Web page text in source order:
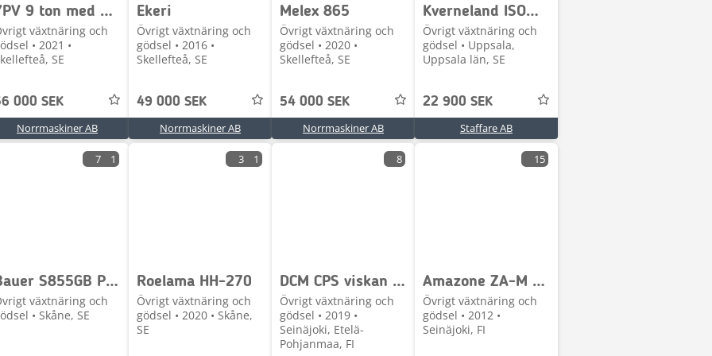
YPV 9 ton med Stora BM
växtnäring och
• 2021 •
SE
000 SEK
Norrmaskiner AB
Ekeri
Övrigt växtnäring och
gödsel • 2016 •
Skellefteå, SE
49 000 SEK
Norrmaskiner AB
Melex 865
Övrigt växtnäring och
gödsel • 2020 •
Skellefteå, SE
54 000 SEK
Norrmaskiner AB
Kverneland ISOMatch Tellus Go+
Övrigt växtnäring och
gödsel • Uppsala,
Uppsala län, SE
22 900 SEK
Staffare AB
7 1
Bauer S855GB PNP Separator
växtnäring och
• Skåne, SE
3 1
Roelama HH-270
Övrigt växtnäring och
gödsel • 2020 • Skåne,
SE
8
DCM CPS viskan alusta
Övrigt växtnäring och
gödsel • 2019 •
Seinäjoki, Etelä-
Pohjanmaa, FI
15
Amazone ZA-M 1501
Övrigt växtnäring och
gödsel • 2012 •
Seinäjoki, FI